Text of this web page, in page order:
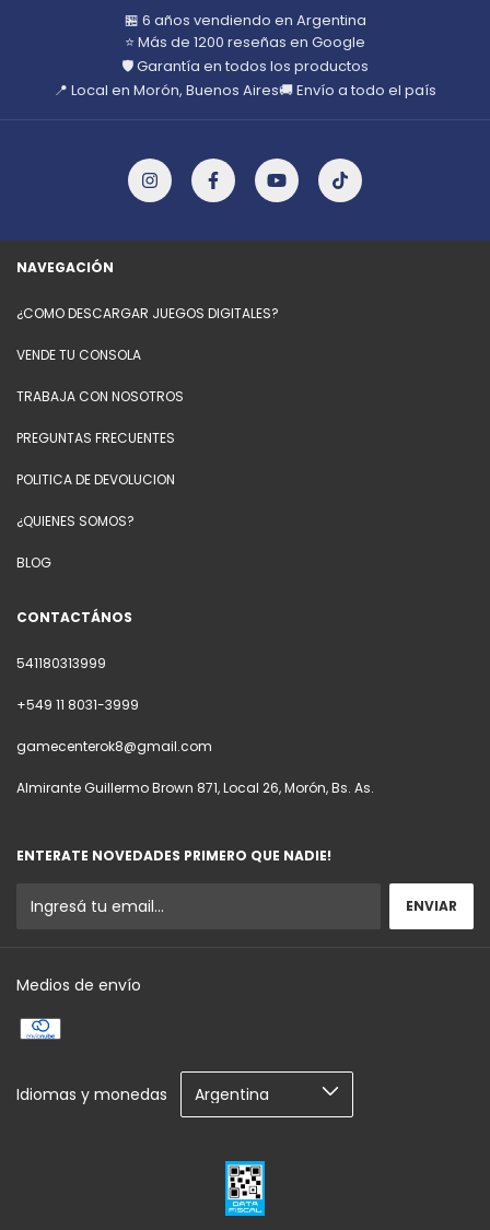
🏪 6 años vendiendo en Argentina
⭐ Más de 1200 reseñas en Google
🛡️ Garantía en todos los productos
📍 Local en Morón, Buenos Aires🚚 Envío a todo el país
NAVEGACIÓN
¿COMO DESCARGAR JUEGOS DIGITALES?
VENDE TU CONSOLA
TRABAJA CON NOSOTROS
PREGUNTAS FRECUENTES
POLITICA DE DEVOLUCION
¿QUIENES SOMOS?
BLOG
CONTACTÁNOS
541180313999
+549 11 8031-3999
gamecenterok8@gmail.com
Almirante Guillermo Brown 871, Local 26, Morón, Bs. As.
ENTERATE NOVEDADES PRIMERO QUE NADIE!
Medios de envío
Idiomas y monedas